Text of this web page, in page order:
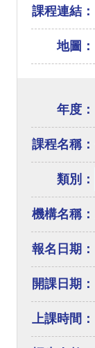
課程連結：
地圖：
年度：
課程名稱：
類別：
機構名稱：
報名日期：
開課日期：
上課時間：